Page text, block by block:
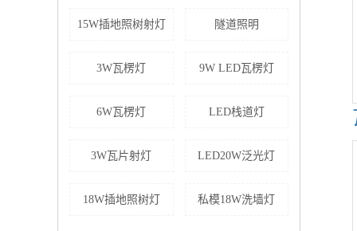
15W插地照树射灯 隧道照明
3W瓦楞灯 9W LED瓦楞灯
6W瓦楞灯 LED栈道灯
3W瓦片射灯 LED20W泛光灯
18W插地照树灯 私模18W洗墙灯